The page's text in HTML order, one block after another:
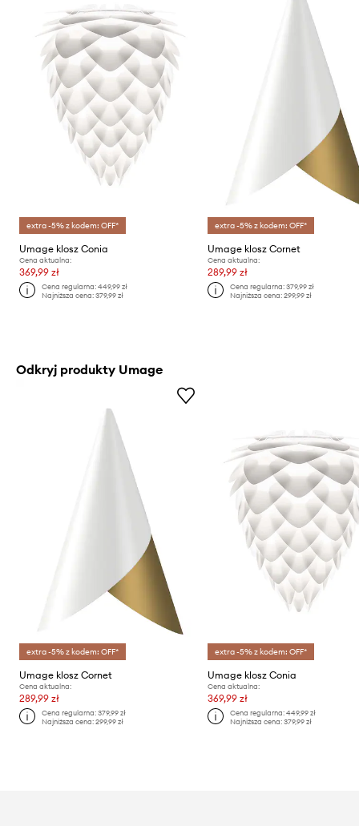
extra -5% z kodem: OFF*
Umage klosz Conia
Cena aktualna:
369,99 zł
Cena regularna:449,99 zł
Najniższa cena:379,99 zł
extra -5% z kodem: OFF*
Umage klosz Cornet
Cena aktualna:
289,99 zł
Cena regularna: 379,99 zł
Najniższa cena: 299,99 zł
Odkryj produkty Umage
extra -5% z kodem: OFF*
Umage klosz Cornet
Cena aktualna:
289,99 zł
Cena regularna:379,99 zł
Najniższa cena:299,99 zł
extra -5% z kodem: OFF*
Umage klosz Conia
Cena aktualna:
369,99 zł
Cena regularna: 449,99 zł
Najniższa cena: 379,99 zł